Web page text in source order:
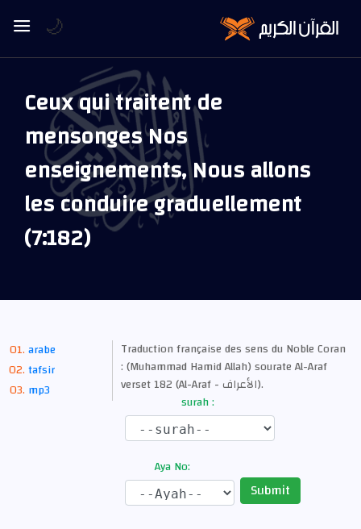
Ceux qui traitent de
mensonges Nos
enseignements, Nous allons
les conduire graduellement
(7:182)
arabe
tafsir
mp3
Traduction française des sens du Noble Coran
: (Muhammad Hamid Allah) sourate Al-Araf
verset 182 (Al-Araf - الأعراف).
surah :
Aya No:
Submit
🌙